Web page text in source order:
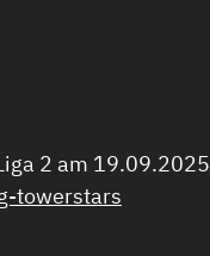
2 am
towerstars